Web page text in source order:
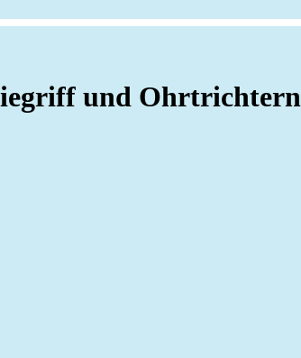
und Ohrtrichtern